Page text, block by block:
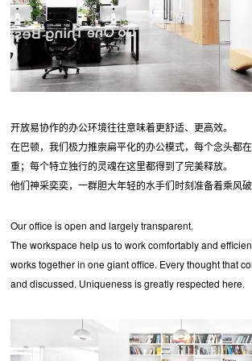
开放易协作的办公环境往往意味着更舒适、更高效。
在巴顿，我们极力推崇扁平化的办公模式，每个念头都
重；每个特立独行的灵魂在这里都得到了完美释放。
他们神采奕奕，一群胆大年轻的水手们时刻准备着乘风破
Our office is open and largely transparent.
The workspace help us to work comfortably and
works together in one giant office. Every thought that
and discussed. Uniqueness is greatly respected here.